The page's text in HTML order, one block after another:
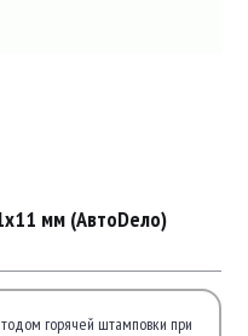
мм (АвтоDело)
горячей штамповки при